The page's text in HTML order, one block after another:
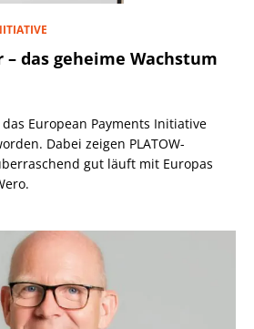
das geheime Wachstum
European Payments Initiative
Dabei zeigen PLATOW-
gut läuft mit Europas